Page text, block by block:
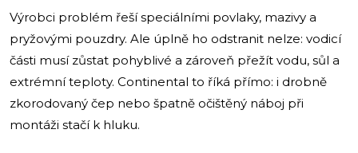
Výrobci problém řeší speciálními povlaky, mazivy a
pryžovými pouzdry. Ale úplně ho odstranit nelze: vodicí
části musí zůstat pohyblivé a zároveň přežít vodu, sůl a
extrémní teploty. Continental to říká přímo: i drobně
zkorodovaný čep nebo špatně očištěný náboj při
montáži stačí k hluku.